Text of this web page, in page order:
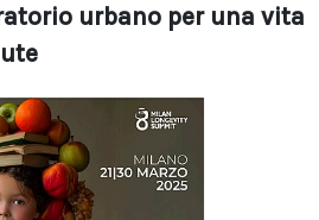
urbano per una vita